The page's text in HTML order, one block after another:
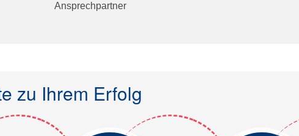
Ansprechpartner
zu Ihrem Erfolg